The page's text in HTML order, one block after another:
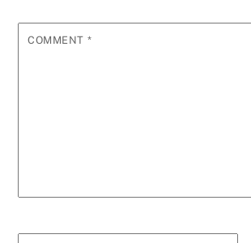
COMMENT *